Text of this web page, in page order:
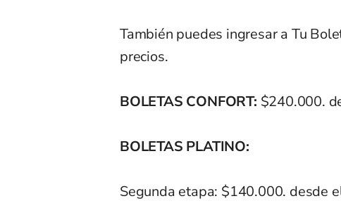
También puedes ingresar a Tu
precios.
BOLETAS CONFORT: $240.000.
BOLETAS PLATINO:
Segunda etapa: $140.000. desde